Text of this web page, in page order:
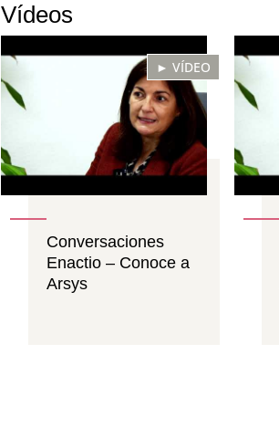
Vídeos
► VÍDEO
Conversaciones
Enactio – Conoce a
Arsys